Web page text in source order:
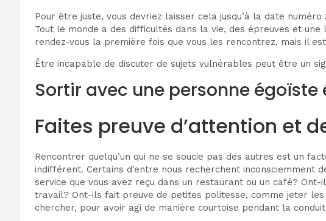
Pour être juste, vous devriez laisser cela jusqu’à la date
Tout le monde a des difficultés dans la vie, des épreuves et
rendez-vous la première fois que vous les rencontrez, mais il
Être incapable de discuter de sujets vulnérables peut être un
Sortir avec une personne
Faites preuve d’attention et
Rencontrer quelqu’un qui ne se soucie pas des autres est un
indifférent. Certains d’entre nous recherchent inconsciemment
service que vous avez reçu dans un restaurant ou un café?
travail? Ont-ils fait preuve de petites politesse, comme jeter
chercher, pour avoir agi de manière courtoise pendant la